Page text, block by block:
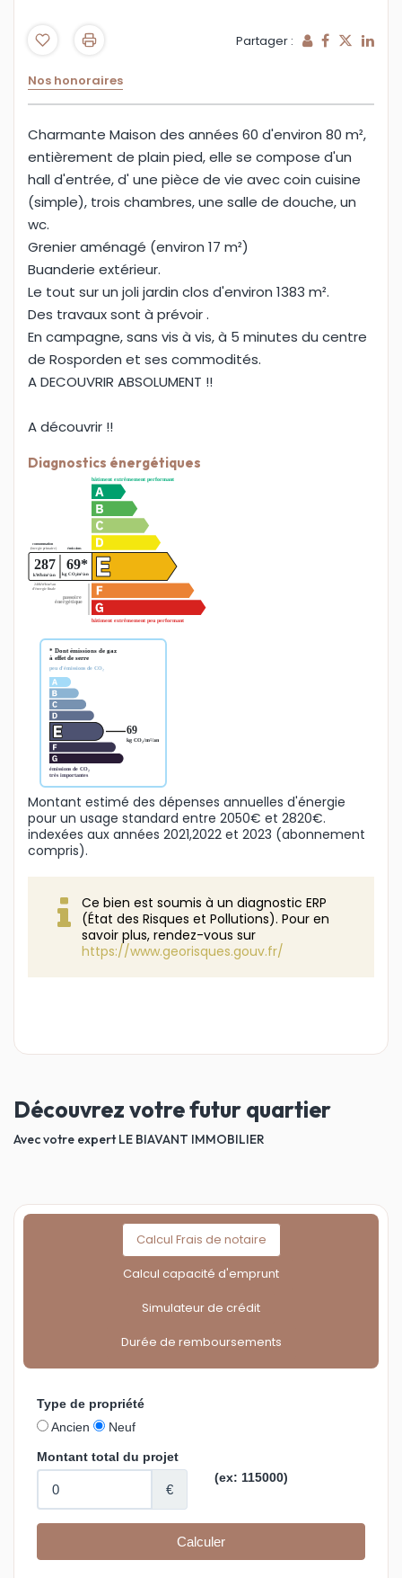
Partager :
Nos honoraires
Charmante Maison des années 60 d'environ 80 m²,
entièrement de plain pied, elle se compose d'un
hall d'entrée, d' une pièce de vie avec coin cuisine
(simple), trois chambres, une salle de douche, un
wc.
Grenier aménagé (environ 17 m²)
Buanderie extérieur.
Le tout sur un joli jardin clos d'environ 1383 m².
Des travaux sont à prévoir .
En campagne, sans vis à vis, à 5 minutes du centre
de Rosporden et ses commodités.
A DECOUVRIR ABSOLUMENT !!
A découvrir !!
Diagnostics énergétiques
Montant estimé des dépenses annuelles d'énergie
pour un usage standard entre 2050€ et 2820€.
indexées aux années 2021,2022 et 2023 (abonnement
compris).
Ce bien est soumis à un diagnostic ERP
(État des Risques et Pollutions). Pour en
savoir plus, rendez-vous sur
https://www.georisques.gouv.fr/
Découvrez votre futur quartier
Avec votre expert LE BIAVANT IMMOBILIER
Calcul Frais de notaire
Calcul capacité d'emprunt
Simulateur de crédit
Durée de remboursements